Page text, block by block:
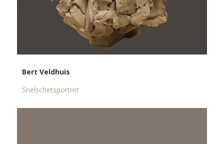
Bert Veldhuis
Snelschetsportret